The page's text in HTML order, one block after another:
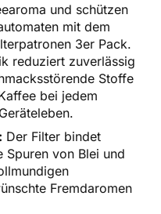
und schützen
mit dem
3er Pack.
reduziert zuverlässig
Stoffe
bei jedem
Der Filter bindet
von Blei und
Fremdaromen